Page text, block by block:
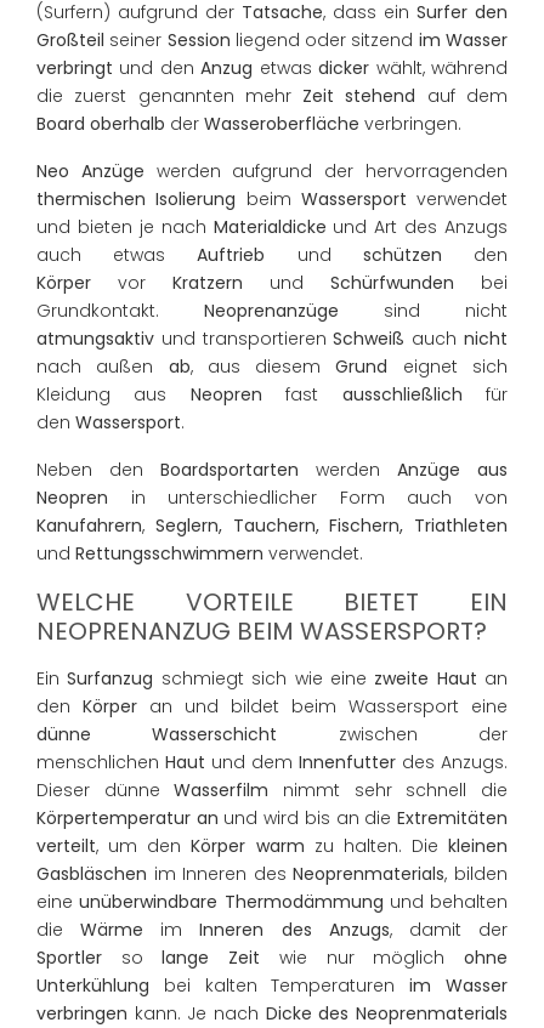
(Surfern) aufgrund der Tatsache, dass ein Surfer den
Großteil seiner Session liegend oder sitzend im Wasser
verbringt und denAnzug etwasdicker wählt, während
die zuerst genannten mehr Zeit stehend auf dem
Board oberhalb der Wasseroberfläche verbringen.
Neo Anzüge werden aufgrund der hervorragenden
thermischen Isolierung beim Wassersport verwendet
und bieten je nach Materialdicke und Art des Anzugs
auch etwasAuftrieb und schützen den
Körper vor Kratzern und Schürfwunden bei
Grundkontakt. Neoprenanzüge sind nicht
atmungsaktiv und transportieren Schweiß auchnicht
nach außen ab, aus diesem Grund eignet sich
Kleidung aus Neopren fast ausschließlich für
den Wassersport.
Neben den Boardsportarten werden Anzüge aus
Neopren in unterschiedlicher Form auch von
Kanufahrern, Seglern, Tauchern, Fischern, Triathleten
und Rettungsschwimmern verwendet.
WELCHE VORTEILE BIETET EIN
NEOPRENANZUG BEIM WASSERSPORT?
EinSurfanzug schmiegt sich wie eine zweite Haut an
den Körper an und bildet beim Wassersport eine
dünne Wasserschicht zwischen der
menschlichen Haut und dem Innenfutter des Anzugs.
Dieser dünne Wasserfilm nimmt sehr schnell die
Körpertemperatur an und wird bis an dieExtremitäten
verteilt, um denKörper warm zu halten. Die kleinen
Gasbläschen im Inneren des Neoprenmaterials, bilden
eineunüberwindbare Thermodämmung und behalten
dieWärme imInneren des Anzugs, damit der
Sportler solange Zeit wie nur möglichohne
Unterkühlung bei kalten Temperaturenim Wasser
verbringen kann. Je nach Dicke des Neoprenmaterials